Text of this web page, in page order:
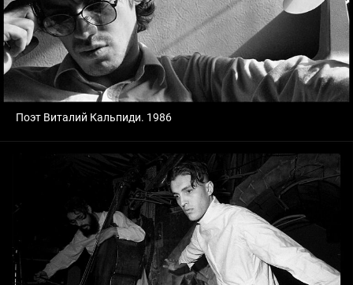
Поэт Виталий Кальпиди. 1986